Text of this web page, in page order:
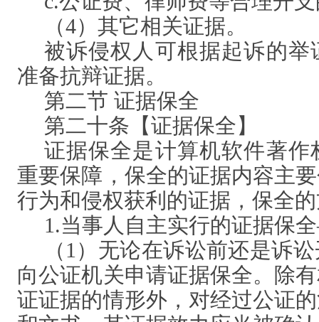
（4）其它相关证据。
被诉侵权人可根据起诉的
准备抗辩证据。
第二节 证据保全
第二十条【证据保全】
证据保全是计算机软件著
重要保障，保全的证据内容主
行为和侵权获利的证据，保全
1.当事人自主实行的证据保
（1）无论在诉讼前还是诉
向公证机关申请证据保全。除
证证据的情形外，对经过公证